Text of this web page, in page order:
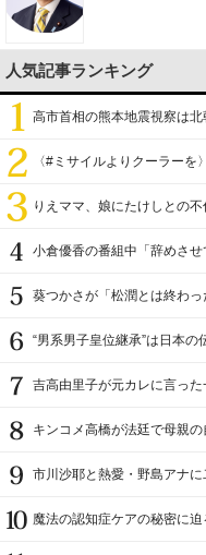
人気記事ランキング
高市首相の熊本地震視察は北
〈#ミサイルよりクーラー
りえママ、娘にたけしとの
小倉優香の番組中「辞めさ
葵つかさが「松潤とは終わっ
“男系男子皇位継承”は日本
吉高由里子が元カレに言った
キンコメ高橋が法廷で母親の
市川沙耶と熱愛・野島アナ
魔法の認知症ケアの秘密に迫